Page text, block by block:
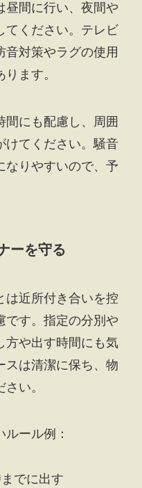
昼間に行い、夜間や
てください。テレビ
音対策やラグの使用
ます。
間にも配慮し、周囲
けてください。騒音
なりやすいので、予
ーを守る
は近所付き合いを控
です。指定の分別や
方や出す時間にも気
スは清潔に保ち、物
い。
ール例：
でに出す